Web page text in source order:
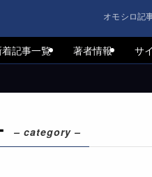
オモシロ記
着記事一覧 著者情報 サ
– category –